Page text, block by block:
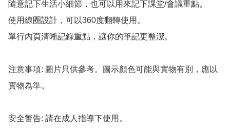
隨意記下生活小細節，也可以用來記下課堂/會議重點。
使用線圈設計，可以360度翻轉使用。
單行內頁清晰記錄重點，讓你的筆記更整潔。
注意事項: 圖片只供參考。圖示顏色可能與實物有別，應以
實物為準。
安全警告: 請在成人指導下使用。